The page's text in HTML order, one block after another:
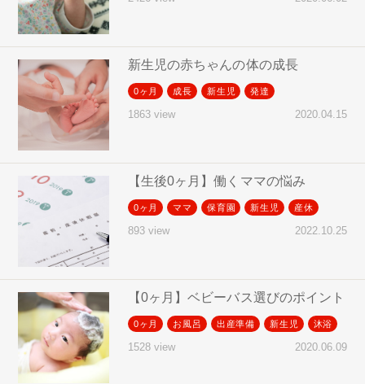
新生児の赤ちゃんの体の成長
0ヶ月 成長 新生児 発達
1863 view 2020.04.15
【生後0ヶ月】働くママの悩み
0ヶ月 ママ 保育園 新生児 産休
893 view 2022.10.25
【0ヶ月】ベビーバス選びのポイント
0ヶ月 お風呂 出産準備 新生児 沐浴
1528 view 2020.06.09